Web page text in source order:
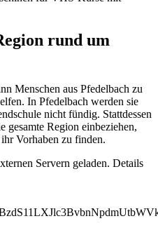
rund um
Menschen aus Pfedelbach zu
In Pfedelbach werden sie
nicht fündig. Stattdessen
gesamte Region einbeziehen,
Vorhaben zu finden.
Servern geladen. Details